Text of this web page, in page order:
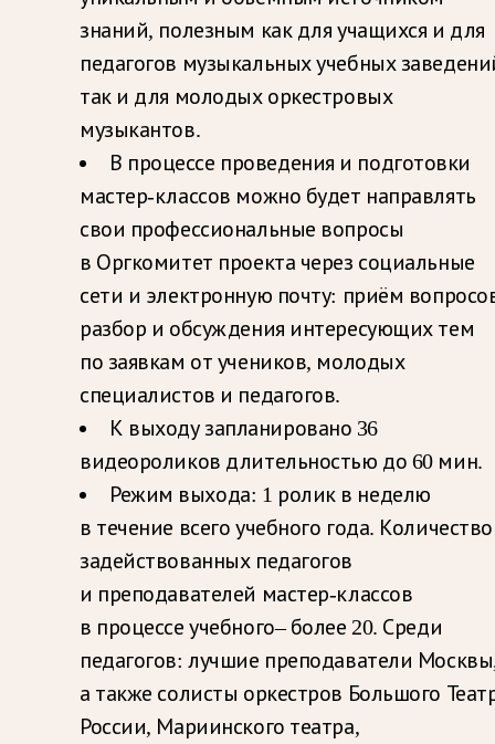
знаний, полезным как для учащихся и для
педагогов музыкальных учебных
так и для молодых оркестровых
музыкантов.
В процессе проведения и подготовки
мастер-классов можно будет направлять
свои профессиональные вопросы
в Оргкомитет проекта через социальные
сети и электронную почту: приём
разбор и обсуждения интересующих тем
по заявкам от учеников, молодых
специалистов и педагогов.
К выходу запланировано 36
видеороликов длительностью до 60 мин.
Режим выхода: 1 ролик в неделю
в течение всего учебного года. Количество
задействованных педагогов
и преподавателей мастер-классов
в процессе учебного– более 20. Среди
педагогов: лучшие преподаватели
а также солисты оркестров Большого
России, Мариинского театра,